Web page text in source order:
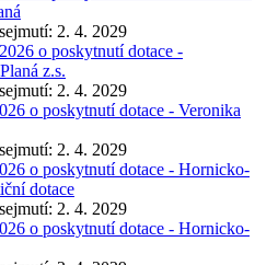
2. 4. 2029
o poskytnutí dotace -
z.s.
2. 4. 2029
o poskytnutí dotace - Veronika
2. 4. 2029
o poskytnutí dotace - Hornicko-
dotace
2. 4. 2029
o poskytnutí dotace - Hornicko-